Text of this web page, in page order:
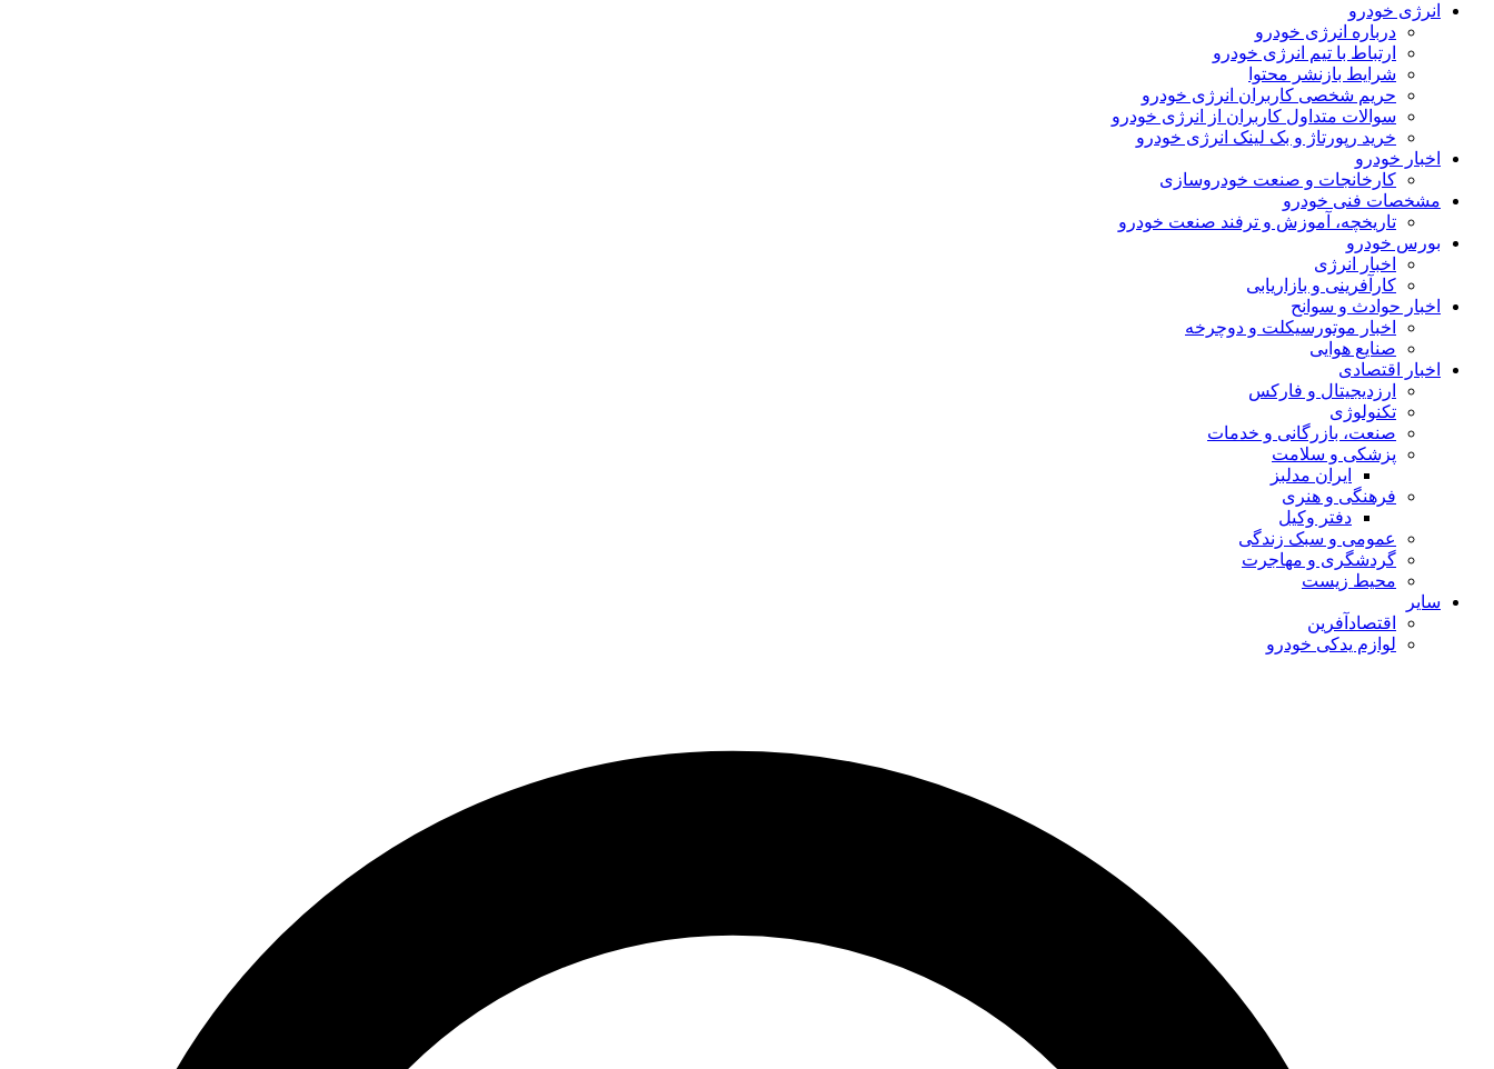
انرژی خودرو
درباره انرژی خودرو
ارتباط با تیم انرژی خودرو
شرایط بازنشر محتوا
حریم شخصی کاربران انرژی خودرو
سوالات متداول کاربران از انرژی خودرو
خرید رپورتاژ و بک لینک انرژی خودرو
اخبار خودرو
کارخانجات و صنعت خودروسازی
مشخصات فنی خودرو
تاریخچه، آموزش و ترفند صنعت خودرو
بورس خودرو
اخبار انرژی
کارآفرینی و بازاریابی
اخبار حوادث و سوانح
اخبار موتورسیکلت و دوچرخه
صنایع هوایی
اخبار اقتصادی
ارزدیجیتال و فارکس
تکنولوژی
صنعت، بازرگانی و خدمات
پزشکی و سلامت
ایران مدلبز
فرهنگی و هنری
دفتر وکیل
عمومی و سبک زندگی
گردشگری و مهاجرت
محیط زیست
سایر
اقتصادآفرین
لوازم یدکی خودرو